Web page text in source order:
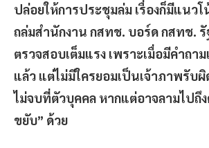
ปล่อยให้การประชุมล่ม เรื่องก็มีแนวโ
ถล่มสำนักงาน กสทช. บอร์ด กสทช. รั
ตรวจสอบเต็มแรง เพราะเมื่อมีคำถา
แล้ว แต่ไม่มีใครยอมเป็นเจ้าภาพรับ
ไม่จบที่ตัวบุคคล หากแต่อาจลามไปถึ
ขยับ” ด้วย